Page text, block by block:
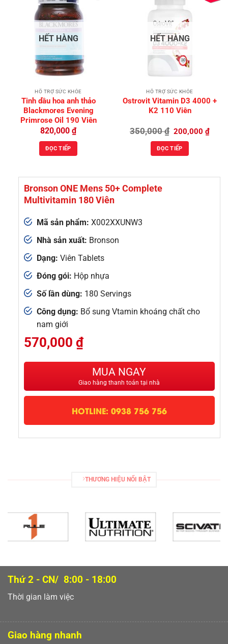
HẾT HÀNG
HỖ TRỢ SỨC KHỎE
Tinh dầu hoa anh thảo
Blackmores Evening
Primrose Oil 190 Viên
820,000 ₫
ĐỌC TIẾP
HẾT HÀNG
HỖ TRỢ SỨC KHỎE
Ostrovit Vitamin D3 4000 +
K2 110 Viên
350,000₫ Giá
gốc
là:
350,000 ₫.
200,000₫Giá
ĐỌC TIẾP
Bronson ONE Mens 50+ Complete
Multivitamin 180 Viên
Mã sản phẩm: X002XXUNW3
Nhà sản xuất: Bronson
Dạng: Viên Tablets
Đóng gói: Hộp nhựa
Số lần dùng: 180 Servings
Công dụng: Bổ sung Vtamin khoáng chất cho
nam giới
570,000 ₫
MUA NGAY
Giao hàng thanh toán tại nhà
HOTLINE: 0938 756 756
THƯƠNG HIỆU NỔI BẬT
Thứ 2 - CN/ 8:00 - 18:00
Thời gian làm việc
Giao hàng nhanh